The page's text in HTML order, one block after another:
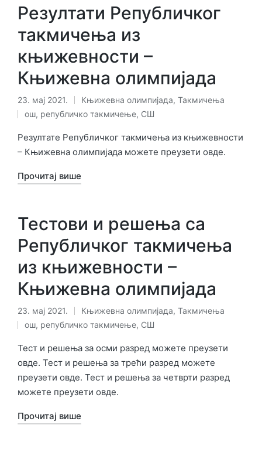
Резултати Републичког
такмичења из
књижевности –
Књижевна олимпијада
23. мај 2021.
Објављено
у
Књижевна олимпијада, Такмичења
Ознаке:
ош, републичко такмичење, СШ
Резултате Републичког такмичења из књижевности
– Књижевна олимпијада можете преузети овде.
Прочитај више
Тестови и решења са
Републичког такмичења
из књижевности –
Књижевна олимпијада
23. мај 2021.
Објављено
у
Књижевна олимпијада, Такмичења
Ознаке:
ош, републичко такмичење, СШ
Тест и решења за осми разред можете преузети
овде. Тест и решења за трећи разред можете
преузети овде. Тест и решења за четврти разред
можете преузети овде.
Прочитај више